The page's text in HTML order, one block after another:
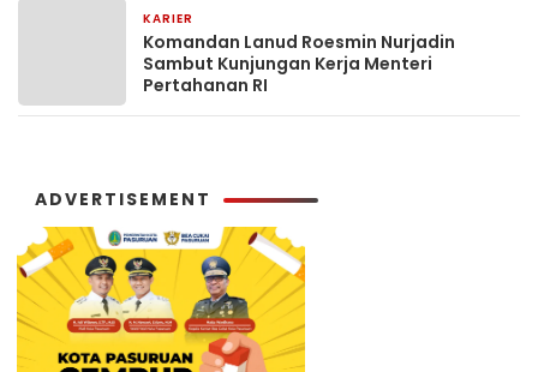
KARIER
Komandan Lanud Roesmin Nurjadin
Sambut Kunjungan Kerja Menteri
Pertahanan RI
ADVERTISEMENT